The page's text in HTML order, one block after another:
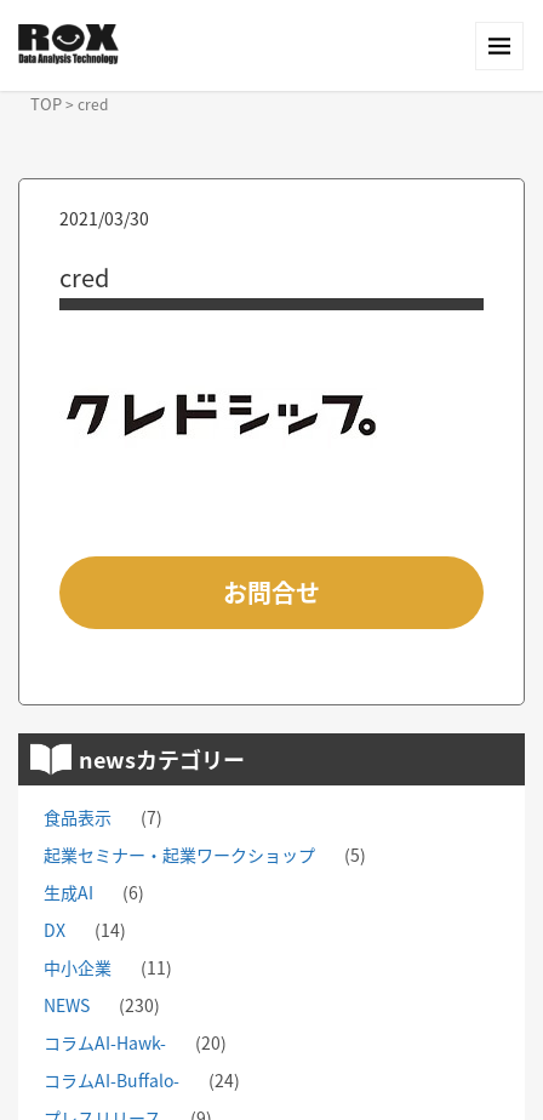
TOP> cred
2021/03/30
cred
お問合せ
newsカテゴリー
食品表示
(7)
起業セミナー・起業ワークショップ
(5)
生成AI
(6)
DX
(14)
中小企業
(11)
NEWS
(230)
コラムAI-Hawk-
(20)
コラムAI-Buffalo-
(24)